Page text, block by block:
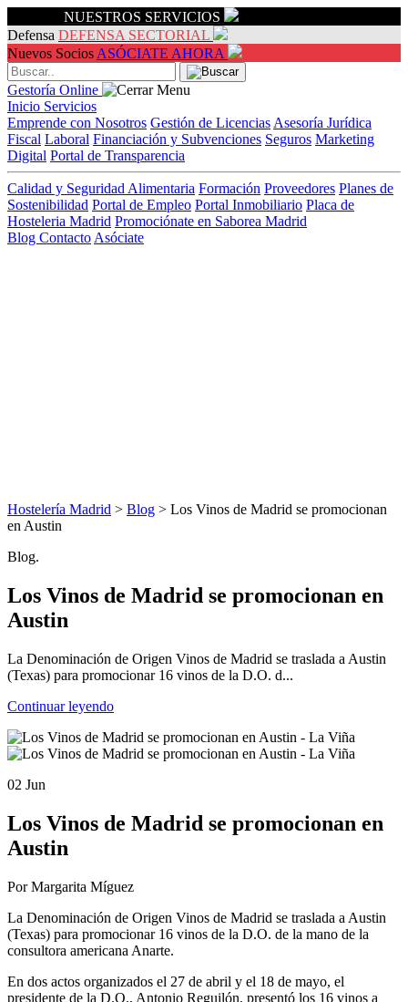
NUESTROS SERVICIOS
Defensa DEFENSA SECTORIAL
Nuevos Socios ASÓCIATE AHORA
Gestoría Online
Inicio Servicios
Emprende con Nosotros Gestión de Licencias Asesoría Jurídica
Fiscal Laboral Financiación y Subvenciones Seguros Marketing
Digital Portal de Transparencia
Calidad y Seguridad Alimentaria Formación Proveedores Planes de
Sostenibilidad Portal de Empleo Portal Inmobiliario Placa de
Hosteleria Madrid Promociónate en Saborea Madrid
Blog Contacto Asóciate
Hostelería Madrid > Blog > Los Vinos de Madrid se promocionan
en Austin
Blog.
Los Vinos de Madrid se promocionan en
Austin
La Denominación de Origen Vinos de Madrid se traslada a Austin
(Texas) para promocionar 16 vinos de la D.O. d...
Continuar leyendo
02 Jun
Los Vinos de Madrid se promocionan en
Austin
Por Margarita Míguez
La Denominación de Origen Vinos de Madrid se traslada a Austin
(Texas) para promocionar 16 vinos de la D.O. de la mano de la
consultora americana Anarte.
En dos actos organizados el 27 de abril y el 18 de mayo, el
presidente de la D.O., Antonio Reguilón, presentó los 16 vinos a